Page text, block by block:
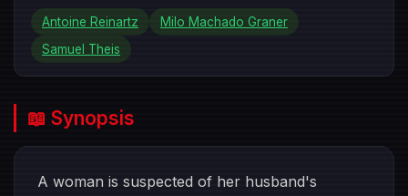
Antoine Reinartz
Milo Machado Graner
Samuel Theis
📖 Synopsis
A woman is suspected of her husband's